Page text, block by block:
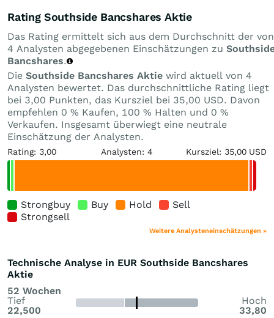
Rating Southside Bancshares Aktie
Das Rating ermittelt sich aus dem Durchschnitt der von
4 Analysten abgegebenen Einschätzungen zu
Bancshares.
Die Southside Bancshares Aktie wird aktuell von 4
Analysten bewertet. Das durchschnittliche Rating liegt
bei 3,00 Punkten, das Kursziel bei 35,00 USD. Davon
empfehlen 0 % Kaufen, 100 % Halten und 0 %
Verkaufen. Insgesamt überwiegt eine neutrale
Einschätzung der Analysten.
Rating: 3,00 Analysten: 4 Kursziel: 35,00 USD
Strongbuy Buy Hold
Sell
Strongsell
Weitere Analysteneinschätzungen »
Technische Analyse in EUR Southside Bancshares
Aktie
52 Wochen
Tief
22,500
Hoch
33,80